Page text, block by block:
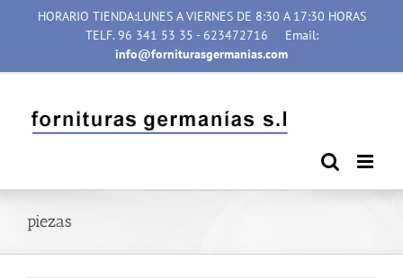
HORARIO TIENDA:LUNES A VIERNES DE 8:30 A 17:30 HORAS
TELF. 96 341 53 35 - 623472716
Email:
info@forniturasgermanias.com
piezas